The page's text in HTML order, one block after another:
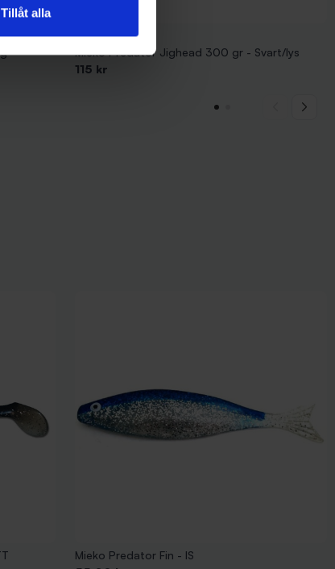
Tillåt alla
-
Mieko Predator
Mieko Predator Jighead 300 gr - Svart/lys
115 kr
Mieko Predator Fin - IS